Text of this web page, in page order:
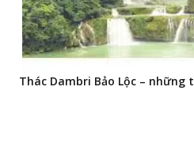
Thác Dambri Bảo Lộc –